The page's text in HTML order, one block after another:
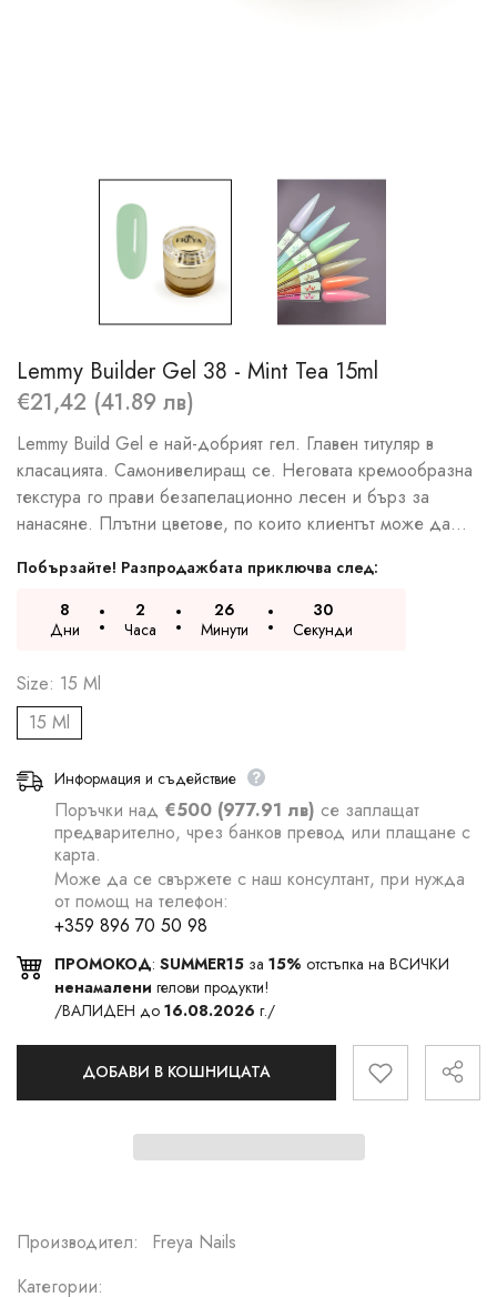
Lemmy Builder Gel 38 - Mint Tea 15ml
€21,42 (41.89 лв)
Lemmy Build Gel e най-добрият гел. Главен титуляр в
класацията. Самонивелиращ се. Неговата кремообразна
текстура го прави безапелационно лесен и бърз за
нанасяне. Плътни цветове, по които клиентът може да...
Побързайте! Разпродажбата приключва след:
8
Дни
2
Часа
26
Минути
29
Секунди
Size: 15 Ml
15 Ml
Информация и съдействие
Поръчки над €500 (977.91 лв) се заплащат
предварително, чрез банков превод или плащане с
карта.
Може да се свържете с наш консултант, при нужда
от помощ на телефон:
+359 896 70 50 98
ПРОМОКОД: SUMMER15 за 15% отстъпка на ВСИЧКИ
ненамалени гелови продукти!
/ВАЛИДЕН до 16.08.2026 г./
ДОБАВИ В КОШНИЦАТА
Производител:
Freya Nails
Категории: